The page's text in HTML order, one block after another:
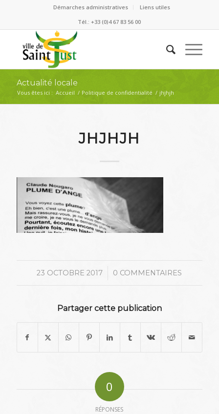
Démarches administratives
Liens utiles
Tél.: +33 (0)4 67 83 56 00
Actualité locale
Vous êtes ici : Accueil / Politique de confidentialité / jhjhjh
JHJHJH
23 OCTOBRE 2017
/ 0 COMMENTAIRES
Partager cette publication
0
RÉPONSES